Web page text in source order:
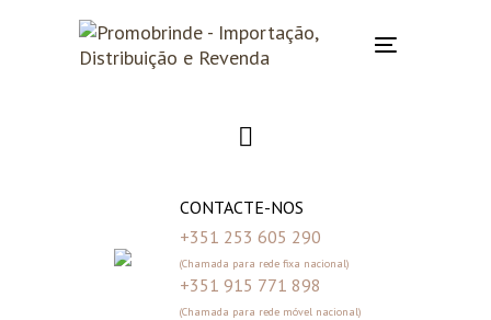
Toggle
CONTACTE-NOS
+351 253 605 290
(Chamada para rede fixa nacional)
+351 915 771 898
(Chamada para rede móvel nacional)